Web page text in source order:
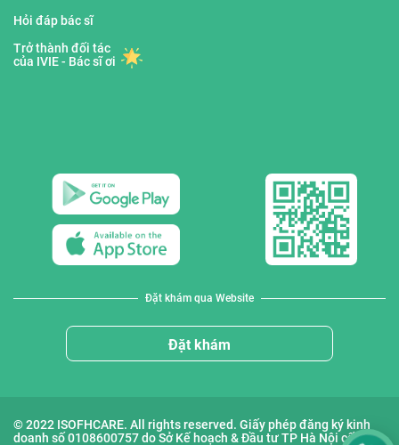
Hỏi đáp bác sĩ
Trở thành đối tác
của IVIE - Bác sĩ ơi
Đặt khám qua Website
Đặt khám
© 2022 ISOFHCARE. All rights reserved. Giấy phép đăng ký kinh
doanh số 0108600757 do Sở Kế hoạch & Đầu tư TP Hà Nội cấp lần